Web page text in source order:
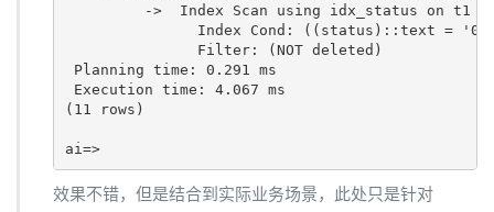
->  Index Scan using idx_status on t1
Index Cond: ((status)::text =
               Filter: (NOT deleted)
Planning time: 0.291 ms
Execution time: 4.067 ms
(11 rows)
ai=>
效果不错，但是结合到实际业务场景，此处只是针对